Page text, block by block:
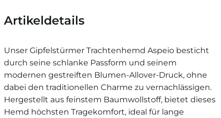
Artikeldetails
Unser Gipfelstürmer Trachtenhemd Aspeio besticht
durch seine schlanke Passform und seinem
modernen gestreiften Blumen-Allover-Druck, ohne
dabei den traditionellen Charme zu vernachlässigen.
Hergestellt aus feinstem Baumwollstoff, bietet dieses
Hemd höchsten Tragekomfort, ideal für lange